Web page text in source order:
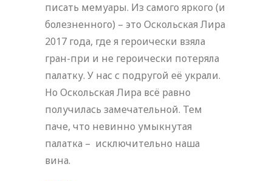
писать мемуары. Из самого яркого (и
болезненного) – это Оскольская Лира
2017 года, где я героически взяла
гран-при и не героически потеряла
палатку. У нас с подругой её украли.
Но Оскольская Лира всё равно
получилась замечательной. Тем
паче, что невинно умыкнутая
палатка – исключительно наша
вина.